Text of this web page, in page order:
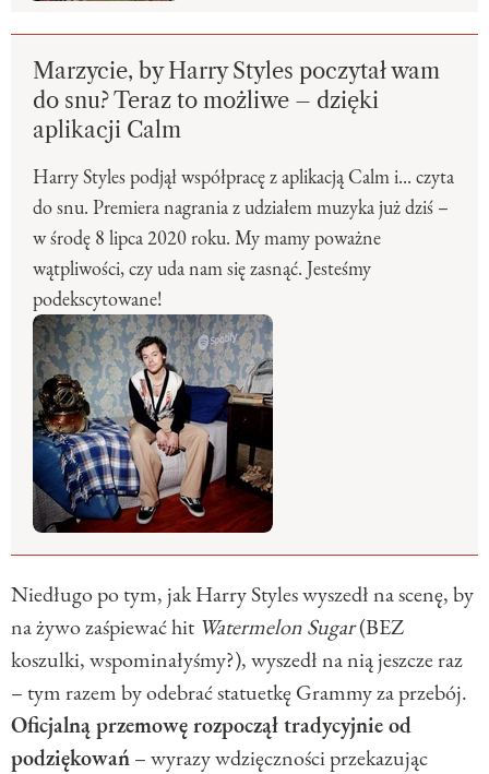
Marzycie, by Harry Styles poczytał wam
do snu? Teraz to możliwe – dzięki
aplikacji Calm
Harry Styles podjął współpracę z aplikacją Calm i... czyta
do snu. Premiera nagrania z udziałem muzyka już dziś –
w środę 8 lipca 2020 roku. My mamy poważne
wątpliwości, czy uda nam się zasnąć. Jesteśmy
podekscytowane!
Niedługo po tym, jak Harry Styles wyszedł na scenę, by
na żywo zaśpiewać hit Watermelon Sugar(BEZ
koszulki, wspominałyśmy?), wyszedł na nią jeszcze raz
– tym razem by odebrać statuetkę Grammy za przebój.
Oficjalną przemowę rozpoczął tradycyjnie od
podziękowań– wyrazy wdzięczności przekazując